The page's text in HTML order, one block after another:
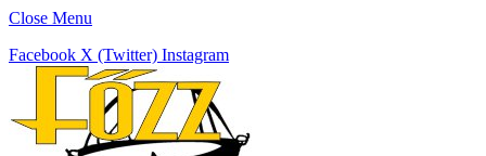
Close Menu
Facebook X (Twitter) Instagram